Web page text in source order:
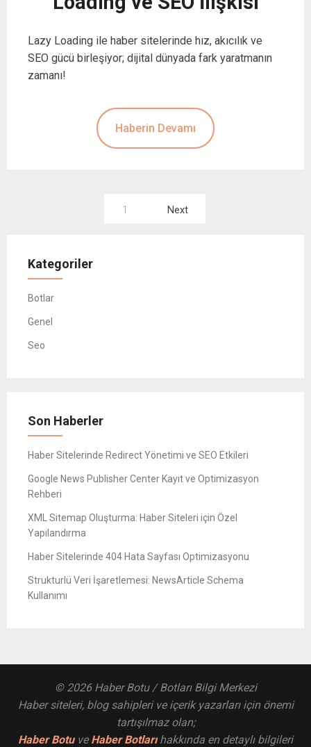
Lazy Loading ile haber sitelerinde hız, akıcılık ve
SEO gücü birleşiyor; dijital dünyada fark yaratmanın
zamanı!
Haberin Devamı
1 Next
Kategoriler
Botlar
Genel
Seo
Son Haberler
Haber Sitelerinde Redirect Yönetimi ve SEO Etkileri
Google News Publisher Center Kayıt ve Optimizasyon
Rehberi
XML Sitemap Oluşturma: Haber Siteleri için Özel
Yapılandırma
Haber Sitelerinde 404 Hata Sayfası Optimizasyonu
Strukturlü Veri İşaretlemesi: NewsArticle Schema
Kullanımı
© 2026 Haber Botu / Botları Bilgi Merkezi
Haber siteleri, blog sahipleri ve içerik yazarları için önemi
tartışılmaz olan;
Haber Botuve Haber Botlarıhakkında en detaylı bilgileri